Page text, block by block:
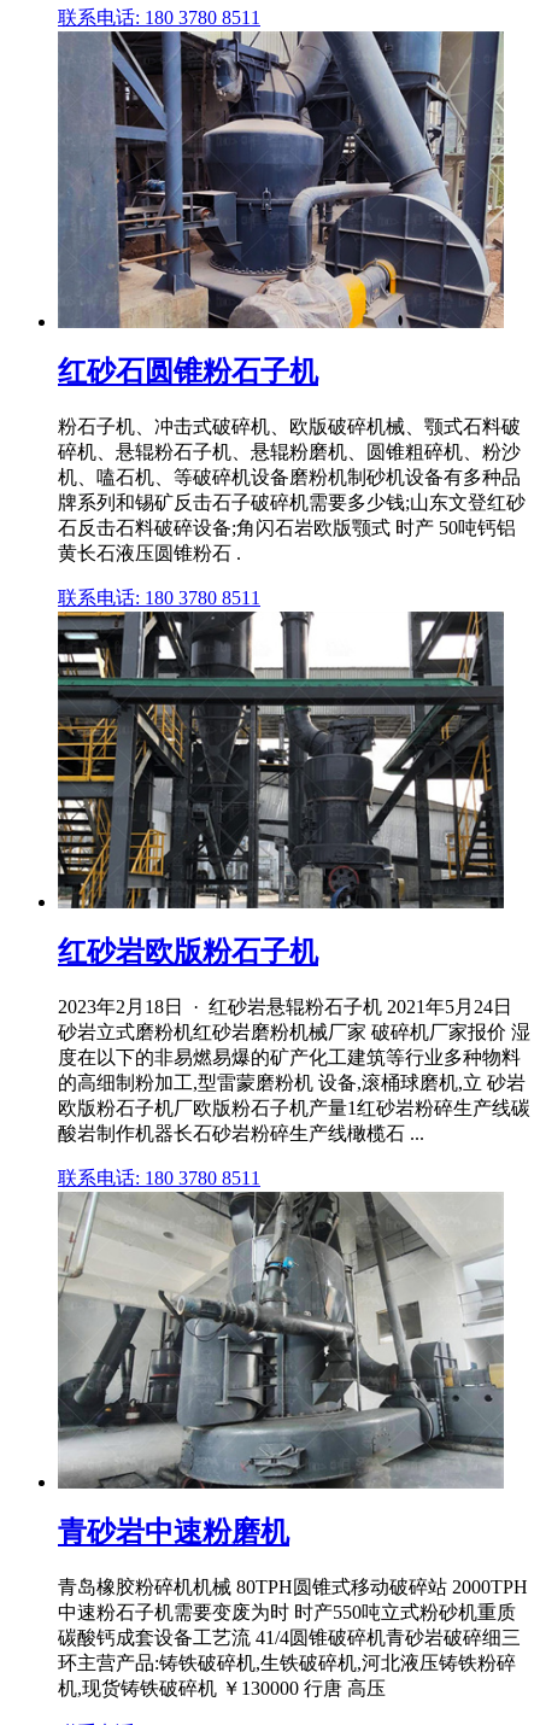
联系电话: 180 3780 8511
红砂石圆锥粉石子机
粉石子机、冲击式破碎机、欧版破碎机械、颚式石料破
碎机、悬辊粉石子机、悬辊粉磨机、圆锥粗碎机、粉沙
机、嗑石机、等破碎机设备磨粉机制砂机设备有多种品
牌系列和锡矿反击石子破碎机需要多少钱;山东文登红砂
石反击石料破碎设备;角闪石岩欧版颚式 时产 50吨钙铝
黄长石液压圆锥粉石 .
联系电话: 180 3780 8511
红砂岩欧版粉石子机
2023年2月18日 · 红砂岩悬辊粉石子机 2021年5月24日
砂岩立式磨粉机红砂岩磨粉机械厂家 破碎机厂家报价 湿
度在以下的非易燃易爆的矿产化工建筑等行业多种物料
的高细制粉加工,型雷蒙磨粉机 设备,滚桶球磨机,立 砂岩
欧版粉石子机厂欧版粉石子机产量1红砂岩粉碎生产线碳
酸岩制作机器长石砂岩粉碎生产线橄榄石 ...
联系电话: 180 3780 8511
青砂岩中速粉磨机
青岛橡胶粉碎机机械 80TPH圆锥式移动破碎站 2000TPH
中速粉石子机需要变废为时 时产550吨立式粉砂机重质
碳酸钙成套设备工艺流 41/4圆锥破碎机青砂岩破碎细三
环主营产品:铸铁破碎机,生铁破碎机,河北液压铸铁粉碎
机,现货铸铁破碎机 ￥130000 行唐 高压